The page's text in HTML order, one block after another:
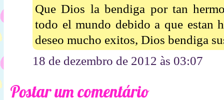
Que Dios la bendiga por tan
todo el mundo debido a que estan
deseo mucho exitos, Dios bendiga
18 de dezembro de 2012 às 03:07
Postar um comentário